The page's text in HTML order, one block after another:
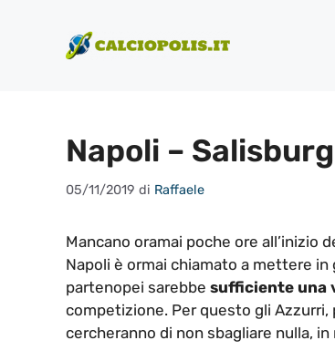
contenuto
Napoli –
05/11/2019 di Raffaele
Mancano oramai poche ore all’inizio
Napoli è ormai chiamato a mettere in
partenopei sarebbe sufficiente una
competizione. Per questo gli
cercheranno di non sbagliare nulla,